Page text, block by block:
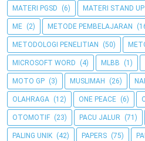
MATERI PGSD (6) MATERI STAND UP
ME (2) METODE PEMBELAJARAN
METODOLOGI PENELITIAN (50)
MICROSOFT WORD (4) MLBB (1)
MOTO GP (3) MUSLIMAH (26)
OLAHRAGA (12) ONE PEACE (6)
OTOMOTIF (23) PACU JALUR (71)
PALING UNIK (42) PAPERS (75)